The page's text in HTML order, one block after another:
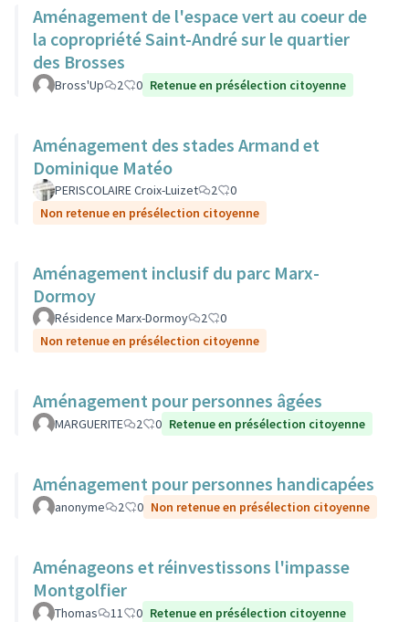
Aménagement de l'espace vert au coeur de
la copropriété Saint-André sur le quartier
des Brosses
Bross'Up 2 0 Retenue en présélection citoyenne
Aménagement des stades Armand et
Dominique Matéo
PERISCOLAIRE Croix-Luizet 2
0
Non retenue en présélection citoyenne
Aménagement inclusif du parc Marx-
Dormoy
Résidence Marx-Dormoy 2
0
Non retenue en présélection citoyenne
Aménagement pour personnes âgées
MARGUERITE 2 0 Retenue en présélection citoyenne
Aménagement pour personnes handicapées
anonyme 2 0 Non retenue en présélection citoyenne
Aménageons et réinvestissons l'impasse
Montgolfier
Thomas 11 0 Retenue en présélection citoyenne